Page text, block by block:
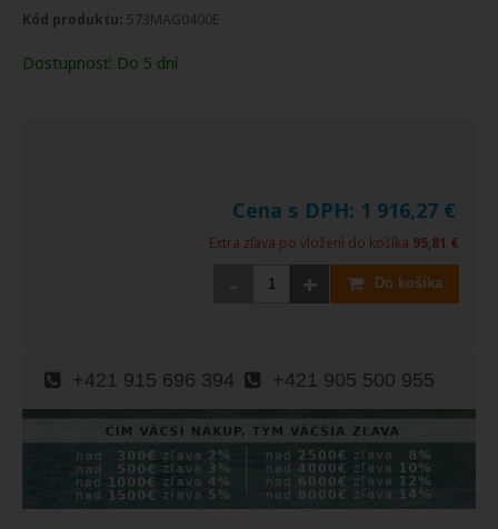
Kód produktu: 573MAG0400E
Dostupnosť: Do 5 dní
Cena s DPH: 1 916,27 €
Extra zľava po vložení do košíka 95,81 €
+ Do košíka
+421 915 696 394 +421 905 500 955